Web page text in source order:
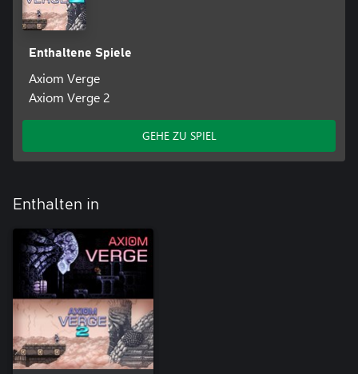
Enthaltene Spiele
Axiom Verge
Axiom Verge 2
GEHE ZU SPIEL
Enthalten in